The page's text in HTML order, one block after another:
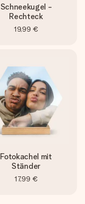
Schneekugel -
Rechteck
19,99 €
Fotokachel mit
Ständer
17,99 €